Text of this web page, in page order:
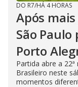
DO R7/HÁ 4 HORAS
Após
São
Porto
Partida abre a
Brasileiro neste
momentos